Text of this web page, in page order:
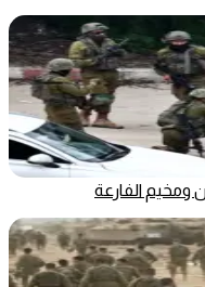
ومخيم الفارعة